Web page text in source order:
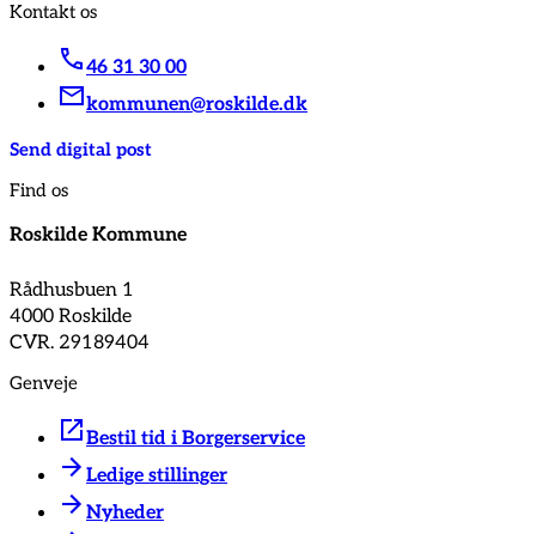
Kontakt os
46 31 30 00
kommunen@roskilde.dk
Send digital post
Find os
Roskilde Kommune
Rådhusbuen 1
4000 Roskilde
CVR. 29189404
Genveje
Bestil tid i Borgerservice
Ledige stillinger
Nyheder